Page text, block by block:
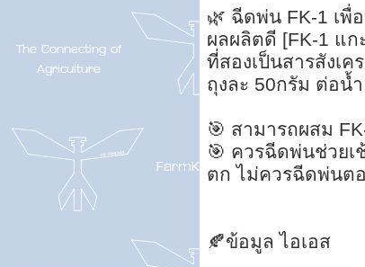
🌿 ฉีดพ่น FK-1 เพื่
ผลผลิตดี [FK-1 แก
ที่สองเป็นสารสังเ
ถุงละ 50กรัม ต่อน้
🎯 สามารถผสม
🎯 ควรฉีดพ่นช่วย
ตก ไม่ควรฉีดพ่นต
🍂ข้อมูล ไอเอส